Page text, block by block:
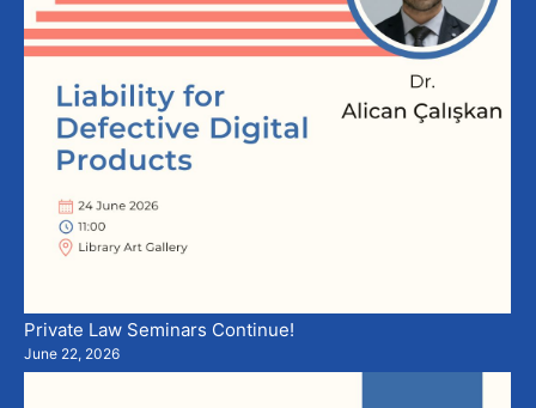
Private Law Seminars Continue!
June 22, 2026